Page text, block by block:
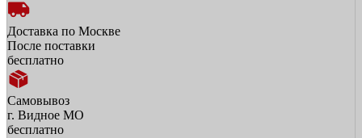
Доставка по Москве
После поставки
бесплатно
Самовывоз
г. Видное МО
бесплатно